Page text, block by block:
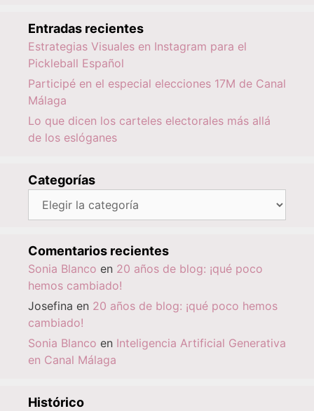
Entradas recientes
Estrategias Visuales en Instagram para el
Pickleball Español
Participé en el especial elecciones 17M de Canal
Málaga
Lo que dicen los carteles electorales más allá
de los eslóganes
Categorías
Categorías
Comentarios recientes
Sonia Blanco en 20 años de blog: ¡qué poco
hemos cambiado!
Josefina en 20 años de blog: ¡qué poco hemos
cambiado!
Sonia Blanco en Inteligencia Artificial Generativa
en Canal Málaga
Histórico